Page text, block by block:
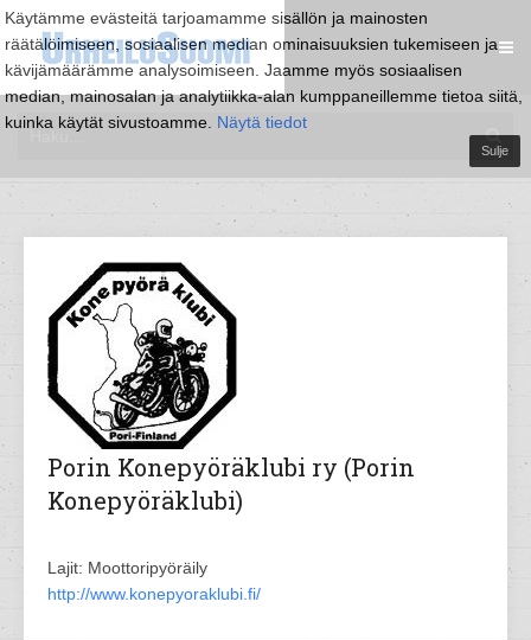
Käytämme evästeitä tarjoamamme sisällön ja mainosten
räätälöimiseen, sosiaalisen median ominaisuuksien tukemiseen ja
kävijämäärämme analysoimiseen. Jaamme myös sosiaalisen
median, mainosalan ja analytiikka-alan kumppaneillemme tietoa siitä,
kuinka käytät sivustoamme. Näytä tiedot
Sulje
Porin Konepyöräklubi ry (Porin
Konepyöräklubi)
Lajit: Moottoripyöräily
http://www.konepyoraklubi.fi/